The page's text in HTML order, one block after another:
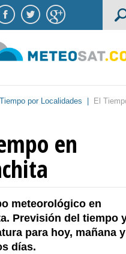
por Localidades
El
en
meteorológico en
Previsión del tiempo
para hoy, mañana y
días.